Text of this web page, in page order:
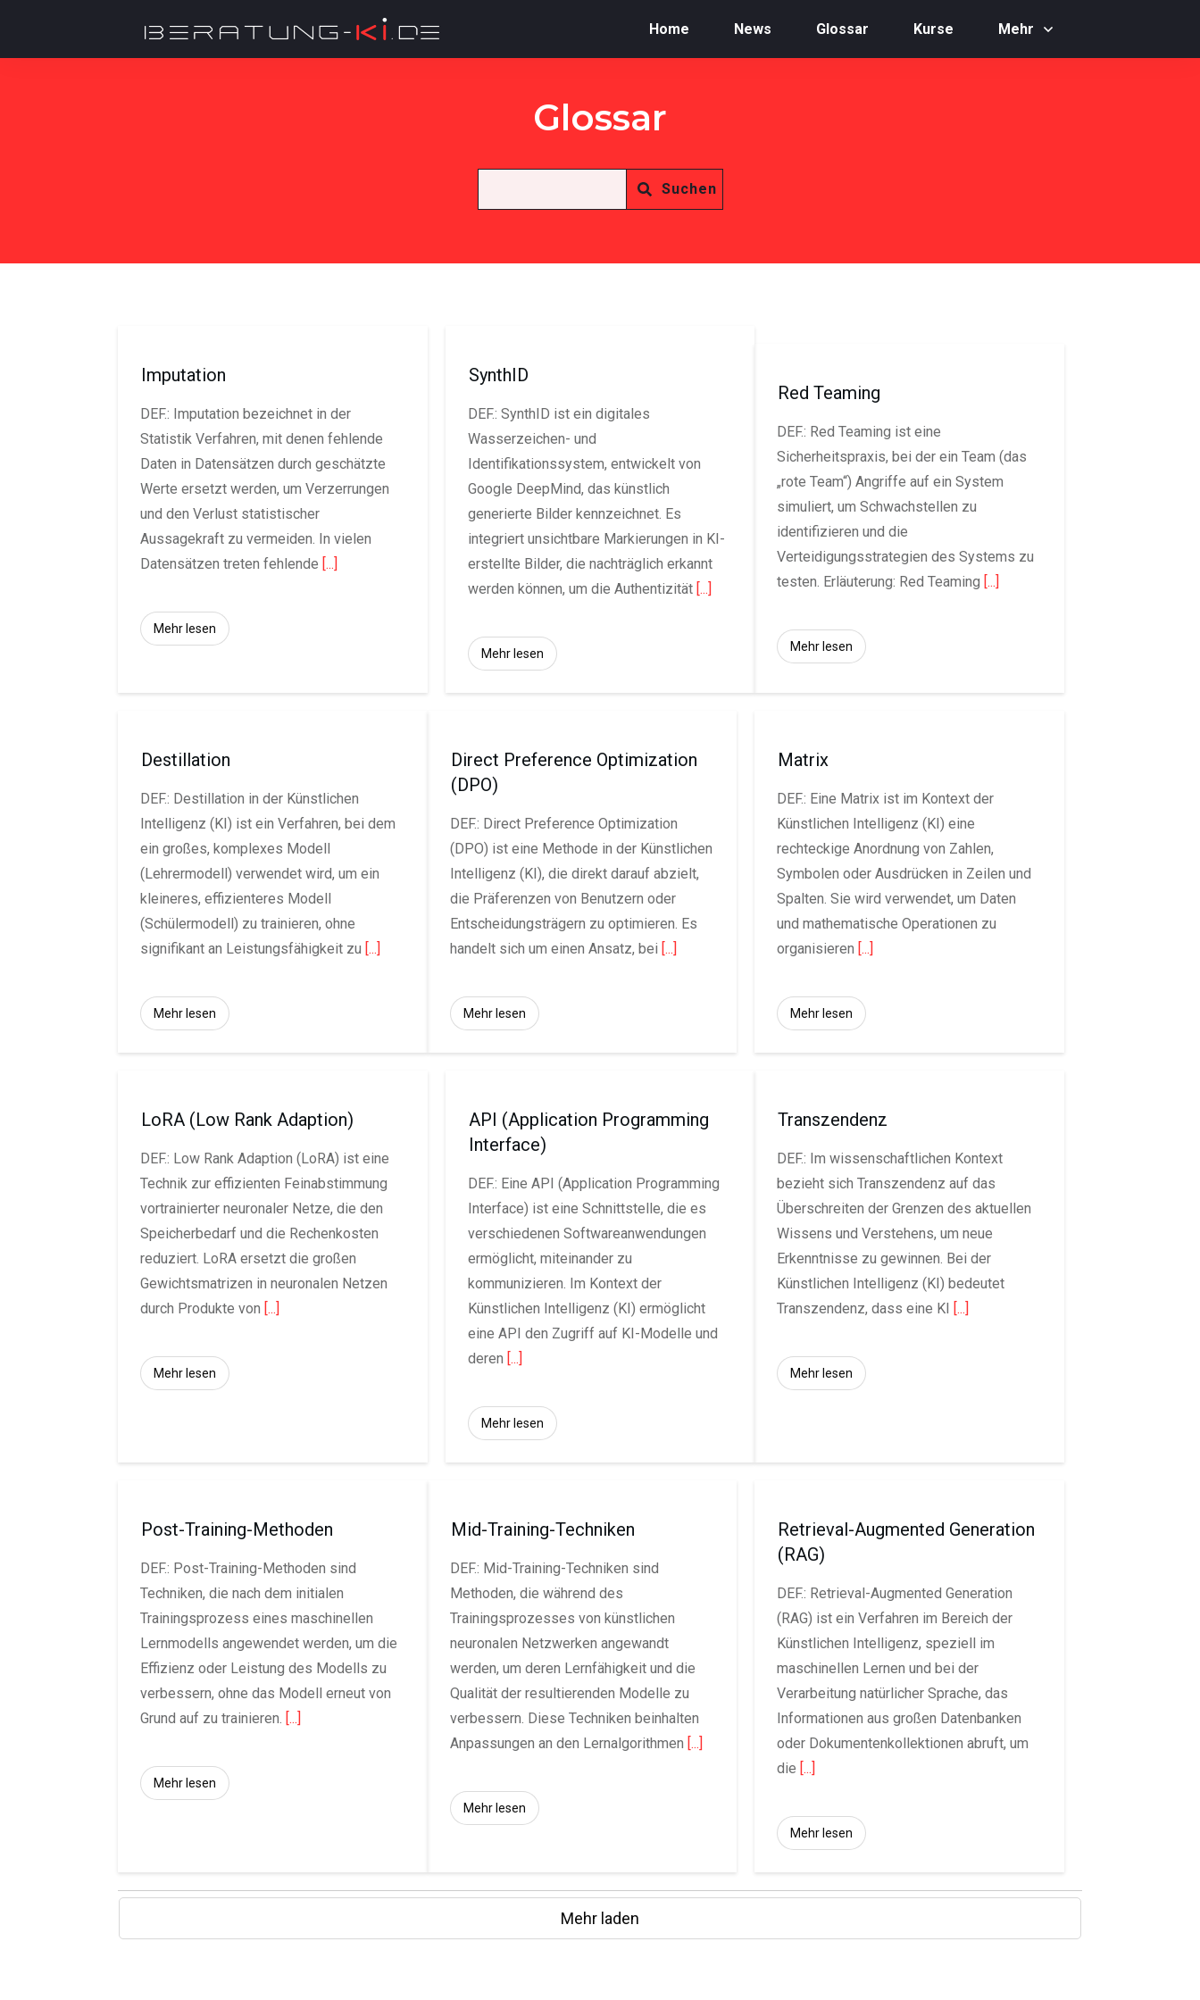
Home News Glossar Kurse Mehr
Glossar
Suchen
Imputation
DEF.: Imputation bezeichnet in der
Statistik Verfahren, mit denen fehlende
Daten in Datensätzen durch geschätzte
Werte ersetzt werden, um Verzerrungen
und den Verlust statistischer
Aussagekraft zu vermeiden. In vielen
Datensätzen treten fehlende [...]
Mehr lesen
SynthID
DEF.: SynthID ist ein digitales
Wasserzeichen- und
Identifikationssystem, entwickelt von
Google DeepMind, das künstlich
generierte Bilder kennzeichnet. Es
integriert unsichtbare Markierungen in KI-
erstellte Bilder, die nachträglich erkannt
werden können, um die Authentizität [...]
Mehr lesen
Red Teaming
DEF.: Red Teaming ist eine
Sicherheitspraxis, bei der ein Team (das
„rote Team“) Angriffe auf ein System
simuliert, um Schwachstellen zu
identifizieren und die
Verteidigungsstrategien des Systems zu
testen. Erläuterung: Red Teaming [...]
Mehr lesen
Destillation
DEF.: Destillation in der Künstlichen
Intelligenz (KI) ist ein Verfahren, bei dem
ein großes, komplexes Modell
(Lehrermodell) verwendet wird, um ein
kleineres, effizienteres Modell
(Schülermodell) zu trainieren, ohne
signifikant an Leistungsfähigkeit zu [...]
Mehr lesen
Direct Preference Optimization
(DPO)
DEF.: Direct Preference Optimization
(DPO) ist eine Methode in der Künstlichen
Intelligenz (KI), die direkt darauf abzielt,
die Präferenzen von Benutzern oder
Entscheidungsträgern zu optimieren. Es
handelt sich um einen Ansatz, bei [...]
Mehr lesen
Matrix
DEF.: Eine Matrix ist im Kontext der
Künstlichen Intelligenz (KI) eine
rechteckige Anordnung von Zahlen,
Symbolen oder Ausdrücken in Zeilen und
Spalten. Sie wird verwendet, um Daten
und mathematische Operationen zu
organisieren [...]
Mehr lesen
LoRA (Low Rank Adaption)
DEF.: Low Rank Adaption (LoRA) ist eine
Technik zur effizienten Feinabstimmung
vortrainierter neuronaler Netze, die den
Speicherbedarf und die Rechenkosten
reduziert. LoRA ersetzt die großen
Gewichtsmatrizen in neuronalen Netzen
durch Produkte von [...]
Mehr lesen
API (Application Programming
Interface)
DEF.: Eine API (Application Programming
Interface) ist eine Schnittstelle, die es
verschiedenen Softwareanwendungen
ermöglicht, miteinander zu
kommunizieren. Im Kontext der
Künstlichen Intelligenz (KI) ermöglicht
eine API den Zugriff auf KI-Modelle und
deren [...]
Mehr lesen
Transzendenz
DEF.: Im wissenschaftlichen Kontext
bezieht sich Transzendenz auf das
Überschreiten der Grenzen des aktuellen
Wissens und Verstehens, um neue
Erkenntnisse zu gewinnen. Bei der
Künstlichen Intelligenz (KI) bedeutet
Transzendenz, dass eine KI
[...]
Mehr lesen
Post-Training-Methoden
DEF.: Post-Training-Methoden sind
Techniken, die nach dem initialen
Trainingsprozess eines maschinellen
Lernmodells angewendet werden, um die
Effizienz oder Leistung des Modells zu
verbessern, ohne das Modell erneut von
Grund auf zu trainieren. [...]
Mehr lesen
Mid-Training-Techniken
DEF.: Mid-Training-Techniken sind
Methoden, die während des
Trainingsprozesses von künstlichen
neuronalen Netzwerken angewandt
werden, um deren Lernfähigkeit und die
Qualität der resultierenden Modelle zu
verbessern. Diese Techniken beinhalten
Anpassungen an den Lernalgorithmen [...]
Mehr lesen
Retrieval-Augmented Generation
(RAG)
DEF.: Retrieval-Augmented Generation
(RAG) ist ein Verfahren im Bereich der
Künstlichen Intelligenz, speziell im
maschinellen Lernen und bei der
Verarbeitung natürlicher Sprache, das
Informationen aus großen Datenbanken
oder Dokumentenkollektionen abruft, um
die [...]
Mehr lesen
Mehr laden